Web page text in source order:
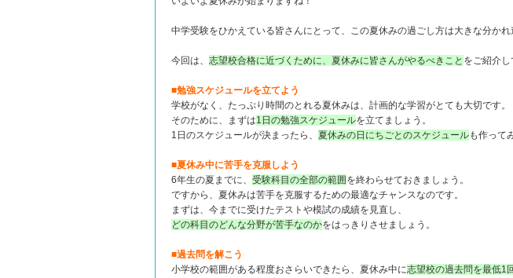
中学受験をひかえている皆さんにとって、この夏休みの過ごし方は大きな分かれ
今回は、 志望校合格に近づくために、夏休みに皆さんがやるべきこと をご紹介し
■勉強スケジュールを立てよう
学校がなく、たっぷり時間のとれる夏休みは、 計画的な学習がとて も大切です。
そのために、まずは1日の勉強スケジュールを立てましょう。
1日のスケジュールが決まったら、 夏休みの日にちごとのスケジュールも作って
■夏休み中に苦手を克服しよう
6年生の夏までに、 受験科目の全部の範囲 を終わらせておきましょう。
ですから、夏休みは苦手を克服するための最適なチャンスなのです。
まずは、今までに受けたテストや模試の成績を見直し、
どの科目のどんな分野が苦手なのかをはっきりさせましょう。
■過去問を解こう
小学校の範囲がある程度おさらいできたら、夏休み中に志望校の過去問を最低1